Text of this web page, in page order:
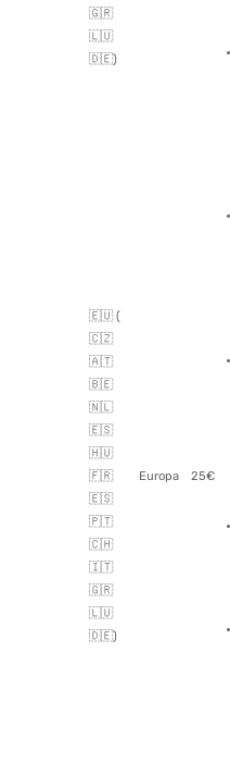
🇬🇷
🇱🇺
🇩🇪)
🇪🇺 (
🇨🇿
🇦🇹
🇧🇪
🇳🇱
🇪🇸
🇭🇺
🇫🇷
🇪🇸
🇵🇹
🇨🇭
🇮🇹
🇬🇷
🇱🇺
🇩🇪)
Europa 25€